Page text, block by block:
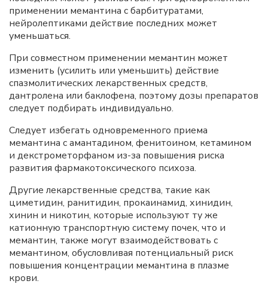
применении мемантина с барбитуратами,
нейролептиками действие последних может
уменьшаться.
При совместном применении мемантин может
изменить (усилить или уменьшить) действие
спазмолитических лекарственных средств,
дантролена или баклофена, поэтому дозы препаратов
следует подбирать индивидуально.
Следует избегать одновременного приема
мемантина с амантадином, фенитоином, кетамином
и декстрометорфаном из-за повышения риска
развития фармакотоксического психоза.
Другие лекарственные средства, такие как
циметидин, ранитидин, прокаинамид, хинидин,
хинин и никотин, которые используют ту же
катионную транспортную систему почек, что и
мемантин, также могут взаимодействовать с
мемантином, обусловливая потенциальный риск
повышения концентрации мемантина в плазме
крови.